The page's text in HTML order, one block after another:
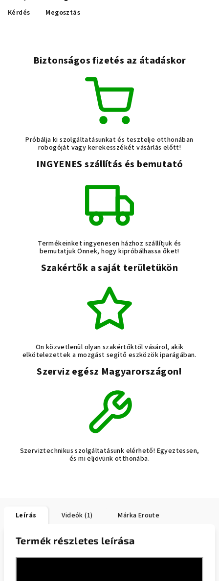
Kérdés Megosztás
Biztonságos fizetés az átadáskor
Próbálja ki szolgáltatásunkat és tesztelje otthonában
robogóját vagy kerekesszékét vásárlás előtt!
INGYENES szállítás és bemutató
Termékeinket ingyenesen házhoz szállítjuk és
bemutatjuk Önnek, hogy kipróbálhassa őket!
Szakértők a saját területükön
Ön közvetlenül olyan szakértőktől vásárol, akik
elkötelezettek a mozgást segítő eszközök iparágában.
Szerviz egész Magyarországon!
Szerviztechnikus szolgáltatásunk elérhető! Egyeztessen,
és mi eljövünk otthonába.
Leírás Videók (1) Márka Eroute
Termék részletes leírása